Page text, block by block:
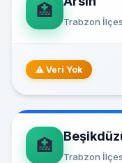
🏥
Trabzon
⚠ Veri Yok
🏥
Trabzon